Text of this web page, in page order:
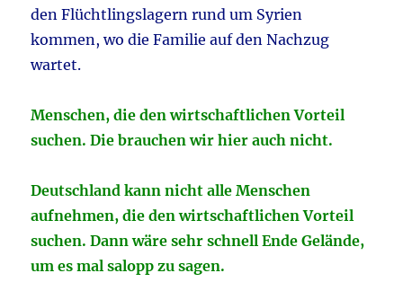
den Flüchtlingslagern rund um Syrien
kommen, wo die Familie auf den Nachzug
wartet.
Menschen, die den wirtschaftlichen Vorteil
suchen. Die brauchen wir hier auch nicht.
Deutschland kann nicht alle Menschen
aufnehmen, die den wirtschaftlichen Vorteil
suchen. Dann wäre sehr schnell Ende Gelände,
um es mal salopp zu sagen.